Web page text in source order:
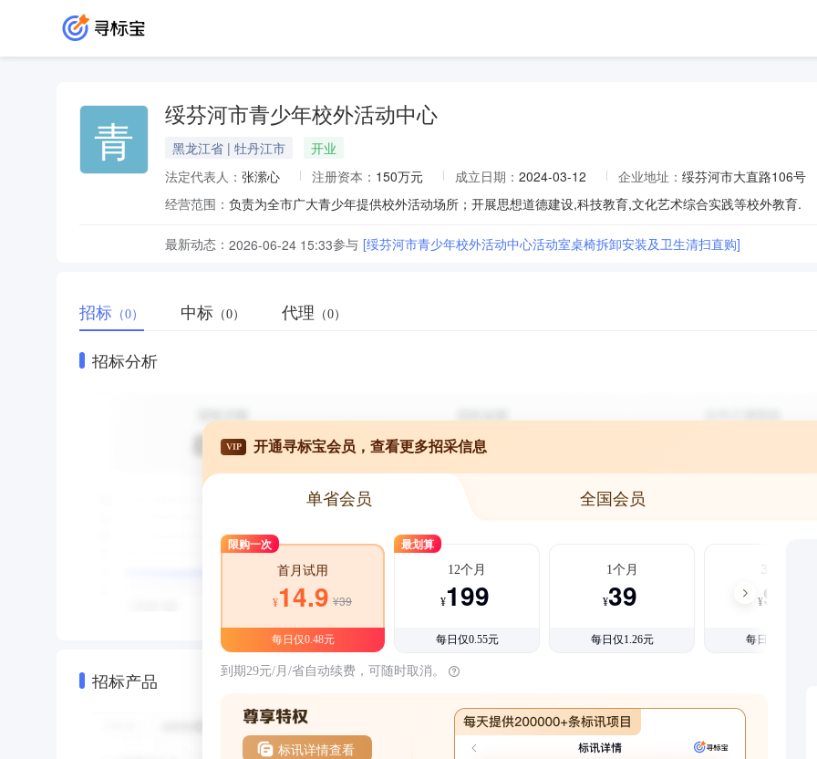
青 绥芬河市青少年校外活动中心
黑龙江省 | 牡丹江市
开业
法定代表人： 张潆心 注册资本： 150万元 成立日期： 2024-03-12 企业地址： 绥芬河市大直路106号
经营范围： 负责为全市广大青少年提供校外活动场所；开展思想道德建设,科技教育,文化艺术综合实践等校外教育.
最新动态： 2026-06-24 15:33参与 [绥芬河市青少年校外活动中心活动室桌椅拆卸安装及卫生清扫直购]
招标 （0） 中标 （0） 代理 （0）
招标分析
招标产品
VIP 开通寻标宝会员，查看更多招采信息
单省会员 全国会员
限购一次
首月试用
¥14.9 ¥39
每日仅0.48元
最划算
12个月
¥199
每日仅0.55元
1个月
¥39
每日仅1.26元
3个月
¥99
每日仅1.08元
到期29元/月/省自动续费，可随时取消。
标讯详情查看